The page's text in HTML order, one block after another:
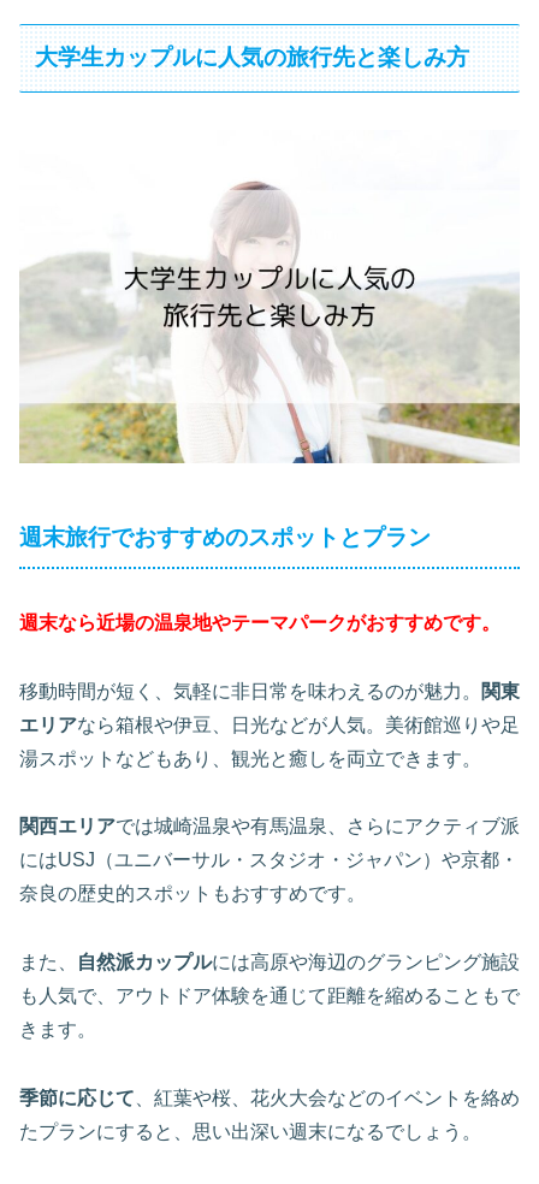
大学生カップルに人気の旅行先と楽しみ方
週末旅行でおすすめのスポットとプラン
週末なら近場の温泉地やテーマパークがおすすめです。
移動時間が短く、気軽に非日常を味わえるのが魅力。
関東
エリアなら箱根や伊豆、日光などが人気。美術館巡りや足
湯スポットなどもあり、観光と癒しを両立できます。
関西エリアでは城崎温泉や有馬温泉、さらにアクティブ派
にはUSJ（ユニバーサル・スタジオ・ジャパン）や京都・
奈良の歴史的スポットもおすすめです。
また、 自然派カップルには高原や海辺のグランピング施設
も人気で、アウトドア体験を通じて距離を縮めることもで
きます。
季節に応じて 、紅葉や桜、花火大会などのイベントを絡め
たプランにすると、思い出深い週末になるでしょう。